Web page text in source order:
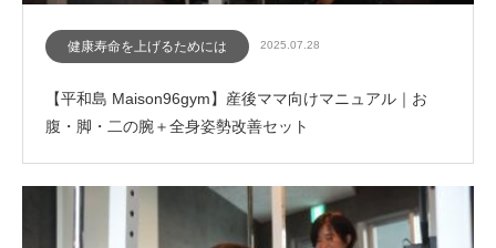
健康寿命を上げるためには 2025.07.28
【平和島 Maison96gym】産後ママ向けマニュアル｜お
腹・脚・二の腕＋全身姿勢改善セット